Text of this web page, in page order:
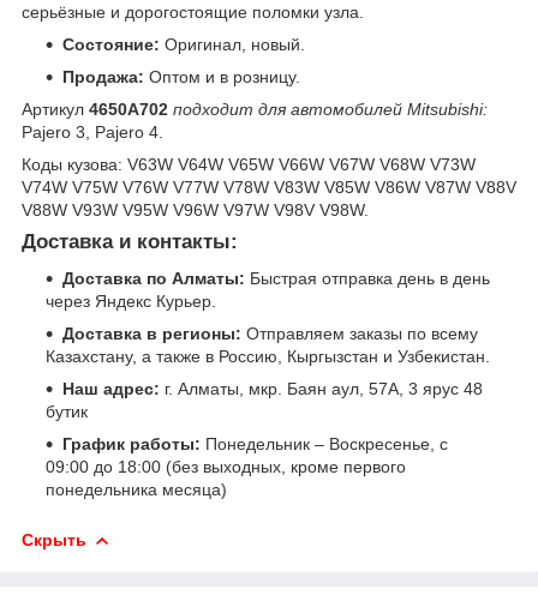
серьёзные и дорогостоящие поломки узла.
Состояние: Оригинал, новый.
Продажа: Оптом и в розницу.
Артикул 4650A702 подходит для автомобилей Mitsubishi:
Pajero 3, Pajero 4.
Коды кузова: V63W V64W V65W V66W V67W V68W V73W
V74W V75W V76W V77W V78W V83W V85W V86W V87W V88V
V88W V93W V95W V96W V97W V98V V98W.
Доставка и контакты:
Доставка по Алматы: Быстрая отправка день в день
через Яндекс Курьер.
Доставка в регионы: Отправляем заказы по всему
Казахстану, а также в Россию, Кыргызстан и Узбекистан.
Наш адрес: г. Алматы, мкр. Баян аул, 57А, 3 ярус 48
бутик
График работы: Понедельник – Воскресенье, с
09:00 до 18:00 (без выходных, кроме первого
понедельника месяца)
Скрыть